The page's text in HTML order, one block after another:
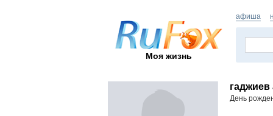
Моя жизнь
афиша
гаджиев
День